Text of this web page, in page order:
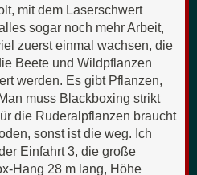
mit dem Laserschwert
sogar noch mehr Arbeit,
zuerst einmal wachsen, die
Beete und Wildpflanzen
werden. Es gibt Pflanzen,
muss Blackboxing strikt
die Ruderalpflanzen braucht
sonst ist die weg. Ich
Einfahrt 3, die große
Hang 28 m lang, Höhe